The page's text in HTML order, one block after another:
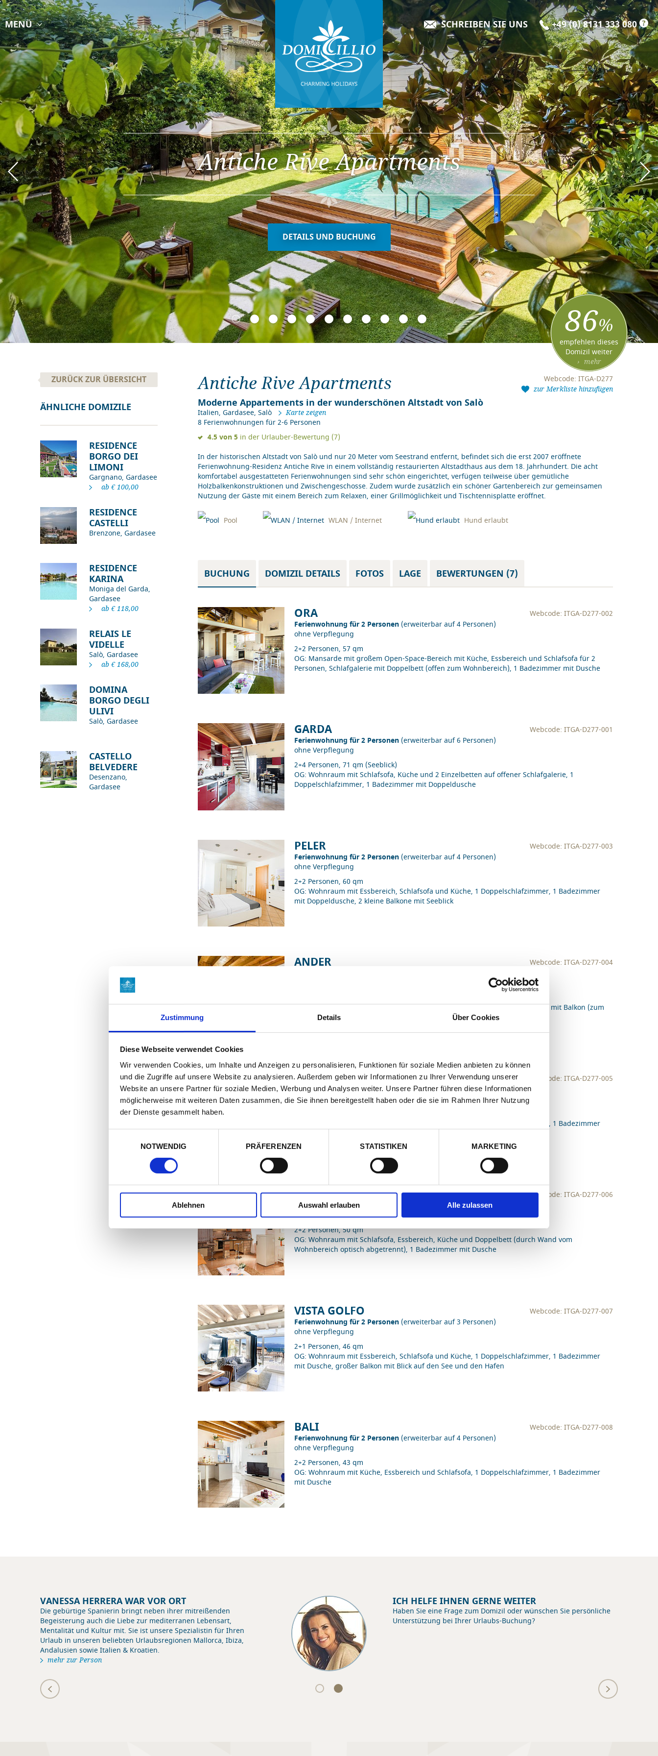
Zustimmung Details Über Cookies
Diese Webseite verwendet Cookies
Wir verwenden Cookies, um Inhalte und Anzeigen zu personalisieren, Funktionen für soziale Medien anbieten zu können
und die Zugriffe auf unsere Website zu analysieren. Außerdem geben wir Informationen zu Ihrer Verwendung unserer
Website an unsere Partner für soziale Medien, Werbung und Analysen weiter. Unsere Partner führen diese Informationen
möglicherweise mit weiteren Daten zusammen, die Sie ihnen bereitgestellt haben oder die sie im Rahmen Ihrer Nutzung
der Dienste gesammelt haben.
NOTWENDIG
PRÄFERENZEN STATISTIKEN MARKETING
Ablehnen Auswahl erlauben Alle zulassen
SCHREIBEN SIE UNS +49 (0) 8131 333 080
?
MENÜ
Antiche Rive Apartments
DETAILS UND BUCHUNG
86%
empfehlen dieses
Domizil weiter
› mehr
zur Merkliste hinzufügen
Antiche Rive Apartments Webcode: ITGA-D277
Moderne Appartements in der wunderschönen Altstadt von Salò
Italien, Gardasee, Salò Karte zeigen
8 Ferienwohnungen für 2-6 Personen
4.5 von5 in der Urlauber-Bewertung (7)
In der historischen Altstadt von Salò und nur 20 Meter vom Seestrand entfernt, befindet sich die erst 2007 eröffnete
Ferienwohnung-Residenz Antiche Rive in einem vollständig restaurierten Altstadthaus aus dem 18. Jahrhundert. Die acht
komfortabel ausgestatteten Ferienwohnungen sind sehr schön eingerichtet, verfügen teilweise über gemütliche
Holzbalkenkonstruktionen und Zwischengeschosse. Zudem wurde zusätzlich ein schöner Gartenbereich zur gemeinsamen
Nutzung der Gäste mit einem Bereich zum Relaxen, einer Grillmöglichkeit und Tischtennisplatte eröffnet.
Pool WLAN / Internet Hund erlaubt
BUCHUNG DOMIZIL DETAILS FOTOS LAGE BEWERTUNGEN (7)
ORA
Ferienwohnung für 2 Personen (erweiterbar auf 4 Personen)
ohne Verpflegung
Webcode: ITGA-D277-002
2+2 Personen, 57 qm
OG: Mansarde mit großem Open-Space-Bereich mit Küche, Essbereich und Schlafsofa für 2
Personen, Schlafgalerie mit Doppelbett (offen zum Wohnbereich), 1 Badezimmer mit Dusche
GARDA
Ferienwohnung für 2 Personen (erweiterbar auf 6 Personen)
ohne Verpflegung
Webcode: ITGA-D277-001
2+4 Personen, 71 qm (Seeblick)
OG: Wohnraum mit Schlafsofa, Küche und 2 Einzelbetten auf offener Schlafgalerie, 1
Doppelschlafzimmer, 1 Badezimmer mit Doppeldusche
PELER
Ferienwohnung für 2 Personen (erweiterbar auf 4 Personen)
ohne Verpflegung
Webcode: ITGA-D277-003
2+2 Personen, 60 qm
OG: Wohnraum mit Essbereich, Schlafsofa und Küche, 1 Doppelschlafzimmer, 1 Badezimmer
mit Doppeldusche, 2 kleine Balkone mit Seeblick
ANDER Webcode: ITGA-D277-004
OG: Wohnraum mit Küche, Essbereich und Schlafsofa, 1 Doppelschlafzimmer mit Balkon (zum
Innenhof), 1 Badezimmer mit Dusche
VINESSA
Ferienwohnung für 2 Personen(erweiterbar auf 4 Personen)
ohne Verpflegung
Webcode: ITGA-D277-005
OG: Wohnraum mit Küche, Essbereich und Schlafsofa, 1 Doppelschlafzimmer, 1 Badezimmer
SUER
Ferienwohnung für 2 Personen
(erweiterbar auf 4 Personen)
ohne Verpflegung
Webcode: ITGA-D277-006
2+2 Personen, 50 qm
OG: Wohnraum mit Schlafsofa, Essbereich, Küche und Doppelbett (durch Wand vom
Wohnbereich optisch abgetrennt), 1 Badezimmer mit Dusche
VISTA GOLFO
Ferienwohnung für 2 Personen (erweiterbar auf 3 Personen)
ohne Verpflegung
Webcode: ITGA-D277-007
2+1 Personen, 46 qm
OG: Wohnraum mit Essbereich, Schlafsofa und Küche, 1 Doppelschlafzimmer, 1 Badezimmer
mit Dusche, großer Balkon mit Blick auf den See und den Hafen
BALI
Ferienwohnung für 2 Personen (erweiterbar auf 4 Personen)
ohne Verpflegung
Webcode: ITGA-D277-008
2+2 Personen, 43 qm
OG: Wohnraum mit Küche, Essbereich und Schlafsofa, 1 Doppelschlafzimmer, 1 Badezimmer
mit Dusche
ZURÜCK ZUR ÜBERSICHT
ÄHNLICHE DOMIZILE
RESIDENCE
BORGO DEI
LIMONI
Gargnano, Gardasee
ab € 100,00
RESIDENCE
CASTELLI
Brenzone, Gardasee
RESIDENCE
KARINA
Moniga del Garda,
Gardasee
ab € 118,00
RELAIS LE
VIDELLE
Salò, Gardasee
ab € 168,00
DOMINA
BORGO DEGLI
ULIVI
Salò, Gardasee
CASTELLO
BELVEDERE
Desenzano,
Gardasee
VANESSA HERRERA WAR VOR ORT
Die gebürtige Spanierin bringt neben ihrer mitreißenden
Begeisterung auch die Liebe zur mediterranen Lebensart,
Mentalität und Kultur mit. Sie ist unsere Spezialistin für Ihren
Urlaub in unseren beliebten Urlaubsregionen Mallorca, Ibiza,
Andalusien sowie Italien & Kroatien.
mehr zur Person
ICH HELFE IHNEN GERNE WEITER
Haben Sie eine Frage zum Domizil oder wünschen Sie persönliche
Unterstützung bei Ihrer Urlaubs-Buchung?